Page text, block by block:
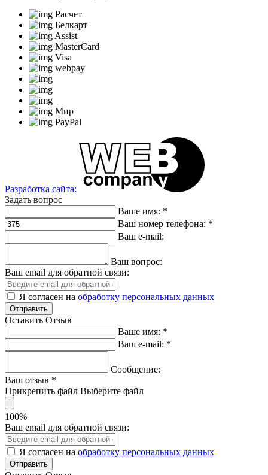
Разработка сайта:
Задать вопрос
Ваше имя: *
Ваш номер телефона: *
Ваш e-mail:
Ваш вопрос:
Ваш email для обратной связи:
Я согласен на обработку персональных данных
Оставить Отзыв
Ваше имя: *
Ваш e-mail: *
Сообщение:
Ваш отзыв *
Прикрепить файл Выберите файл
100%
Ваш email для обратной связи:
Я согласен на обработку персональных данных